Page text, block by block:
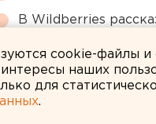
В Wildberries
cookie-файлы
интересы наших
для
.